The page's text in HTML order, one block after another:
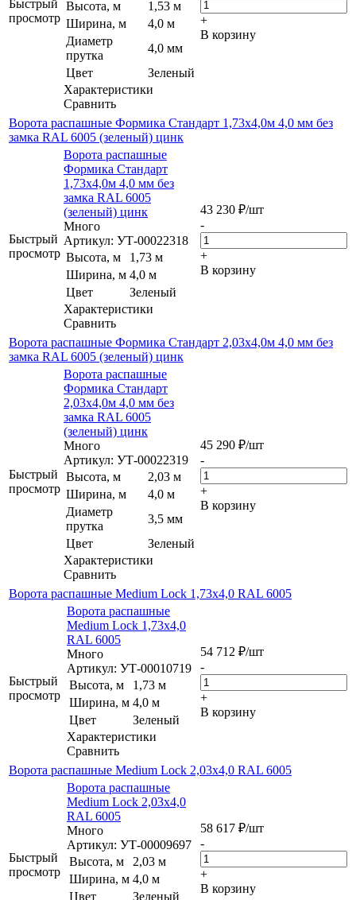
Быстрый
просмотр
Высота, м
1,53 м
Ширина, м
4,0 м
Диаметр
прутка
4,0 мм
Цвет
Зеленый
Характеристики
Сравнить
+
В корзину
Ворота распашные Формика Стандарт 1,73х4,0м 4,0 мм без
замка RAL 6005 (зеленый) цинк
Быстрый
просмотр
Ворота распашные
Формика Стандарт
1,73х4,0м 4,0 мм без
замка RAL 6005
(зеленый) цинк
Много
Артикул: УТ-00022318
Высота, м
1,73 м
Ширина, м 4,0 м
Цвет
Зеленый
Характеристики
Сравнить
43 230 ₽/шт
-
+
В корзину
Ворота распашные Формика Стандарт 2,03х4,0м 4,0 мм без
замка RAL 6005 (зеленый) цинк
Быстрый
просмотр
Ворота распашные
Формика Стандарт
2,03х4,0м 4,0 мм без
замка RAL 6005
(зеленый) цинк
Много
Артикул: УТ-00022319
Высота, м
2,03 м
Ширина, м
4,0 м
Диаметр
прутка
3,5 мм
Цвет
Зеленый
Характеристики
Сравнить
45 290 ₽/шт
-
+
В корзину
Ворота распашные Medium Lock 1,73х4,0 RAL 6005
Быстрый
просмотр
Ворота распашные
Medium Lock 1,73х4,0
RAL 6005
Много
Артикул: УТ-00010719
Высота, м
1,73 м
Ширина, м 4,0 м
Цвет
Зеленый
Характеристики
Сравнить
54 712 ₽/шт
-
+
В корзину
Ворота распашные Medium Lock 2,03х4,0 RAL 6005
Быстрый
просмотр
Ворота распашные
Medium Lock 2,03х4,0
RAL 6005
Много
Артикул: УТ-00009697
Высота, м
2,03 м
Ширина, м 4,0 м
Цвет
Зеленый
58 617 ₽/шт
-
+
В корзину